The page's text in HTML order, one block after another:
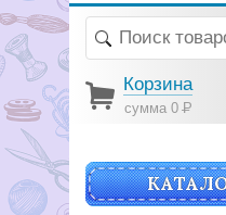
Корзина
сумма 0Р